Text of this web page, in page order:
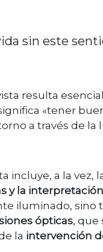
sin este
resulta
«tener
a través de la
incluye, a la vez,
y la
iluminado, sino
ópticas, que
la intervención